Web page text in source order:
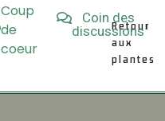
Coup
de
coeur
Coin des
discussions
Retour
aux
plantes